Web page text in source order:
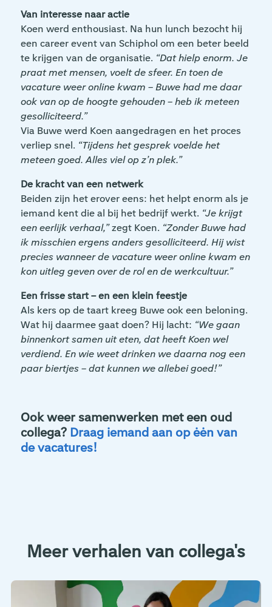
Van interesse naar actie
Koen werd enthousiast. Na hun lunch bezocht hij
een career event van Schiphol om een beter beeld
te krijgen van de organisatie. “Dat hielp enorm. Je
praat met mensen, voelt de sfeer. En toen de
vacature weer online kwam – Buwe had me daar
ook van op de hoogte gehouden – heb ik meteen
gesolliciteerd.”
Via Buwe werd Koen aangedragen en het proces
verliep snel. “Tijdens het gesprek voelde het
meteen goed. Alles viel op z’n plek.”
De kracht van een netwerk
Beiden zijn het erover eens: het helpt enorm als je
iemand kent die al bij het bedrijf werkt. “Je krijgt
een eerlijk verhaal,”zegt Koen. “Zonder Buwe had
ik misschien ergens anders gesolliciteerd. Hij wist
precies wanneer de vacature weer online kwam en
kon uitleg geven over de rol en de werkcultuur.”
Een frisse start – en een klein feestje
Als kers op de taart kreeg Buwe ook een beloning.
Wat hij daarmee gaat doen? Hij lacht: “We gaan
binnenkort samen uit eten, dat heeft Koen wel
verdiend. En wie weet drinken we daarna nog een
paar biertjes – dat kunnen we allebei goed!”
Ook weer samenwerken met een oud
collega? Draag iemand aan op ėėn van
de vacatures!
Meer verhalen van collega's